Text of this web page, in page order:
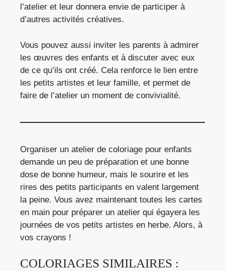
l’atelier et leur donnera envie de participer à
d’autres activités créatives.
Vous pouvez aussi inviter les parents à admirer
les œuvres des enfants et à discuter avec eux
de ce qu’ils ont créé. Cela renforce le lien entre
les petits artistes et leur famille, et permet de
faire de l’atelier un moment de convivialité.
Organiser un atelier de coloriage pour enfants
demande un peu de préparation et une bonne
dose de bonne humeur, mais le sourire et les
rires des petits participants en valent largement
la peine. Vous avez maintenant toutes les cartes
en main pour préparer un atelier qui égayera les
journées de vos petits artistes en herbe. Alors, à
vos crayons !
COLORIAGES SIMILAIRES :